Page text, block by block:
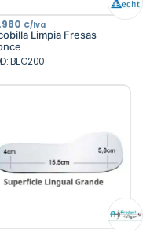
C/Iva
Limpia Fresas
BEC200